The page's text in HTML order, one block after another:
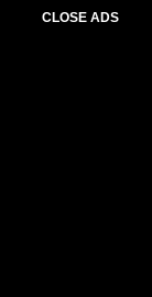
CLOSE ADS